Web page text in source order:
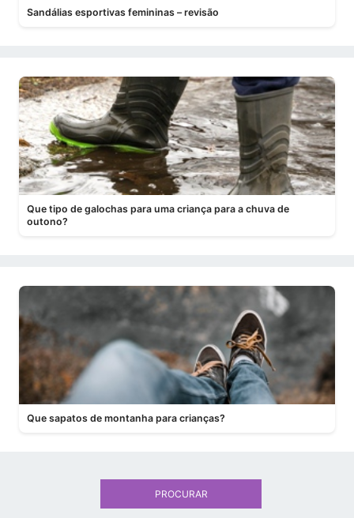
Sandálias esportivas femininas – revisão
Que tipo de galochas para uma criança para a chuva de
outono?
Que sapatos de montanha para crianças?
PROCURAR